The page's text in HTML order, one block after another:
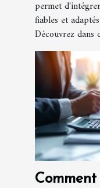
permet
fiables et
Découvrez dans